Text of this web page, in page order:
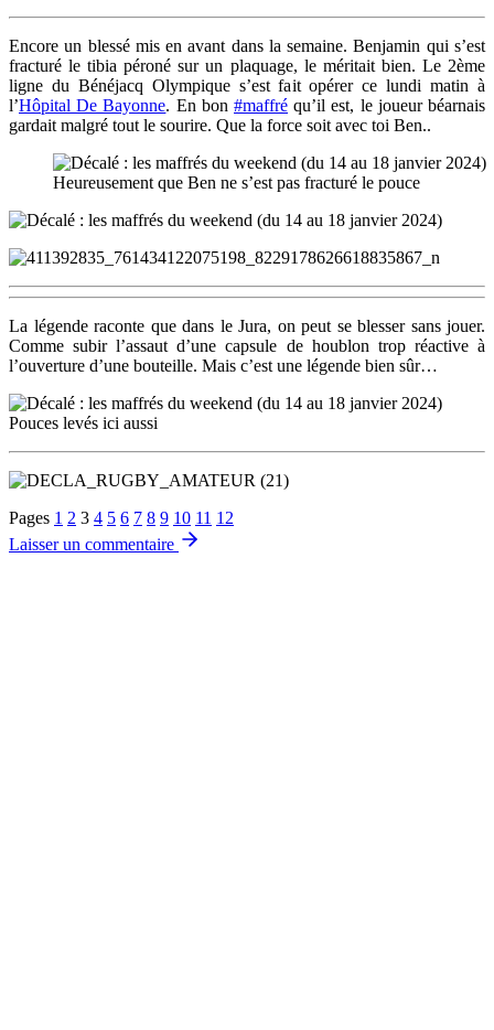
Encore un blessé mis en avant dans la semaine. Benjamin qui s’est
fracturé le tibia péroné sur un plaquage, le méritait bien. Le 2ème
ligne du Bénéjacq Olympique s’est fait opérer ce lundi matin à
l’Hôpital De Bayonne. En bon#maffré qu’il est, le joueur béarnais
gardait malgré tout le sourire. Que la force soit avec toi Ben..
Heureusement que Ben ne s’est pas fracturé le pouce
La légende raconte que dans le Jura, on peut se blesser sans jouer.
Comme subir l’assaut d’une capsule de houblon trop réactive à
l’ouverture d’une bouteille. Mais c’est une légende bien sûr…
Pouces levés ici aussi
Pages 1 2 3 4 5 6 7 8 9 10 11 12
Laisser un commentaire